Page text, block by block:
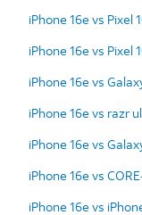
iPhone 16e vs Pixel
iPhone 16e vs Pixel
iPhone 16e vs
iPhone 16e vs razr
iPhone 16e vs
iPhone 16e vs
iPhone 16e vs